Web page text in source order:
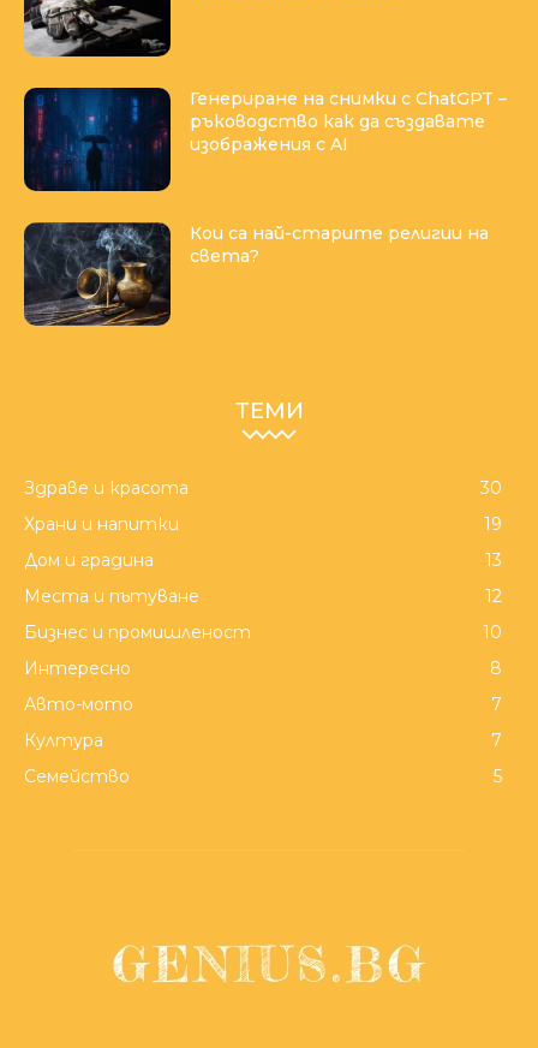
Генериране на снимки с ChatGPT –
ръководство как да създавате
изображения с AI
Кои са най-старите религии на
света?
ТЕМИ
Здраве и красота
30
Храни и напитки
19
Дом и градина
13
Места и пътуване
12
Бизнес и промишленост
10
Интересно
8
Авто-мото
7
Култура
7
Семейство
5